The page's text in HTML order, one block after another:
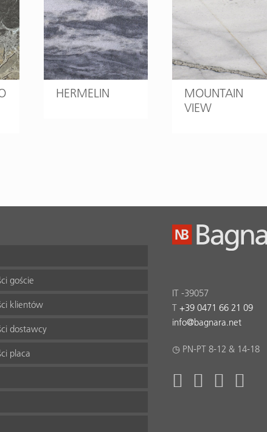
HERMELIN
MOUNTAIN
VIEW
goście
klientów
dostawcy
placa
IT -39057
T +39 0471 66 21 09
info@bagnara.net
◷ PN-PT 8-12 & 14-18